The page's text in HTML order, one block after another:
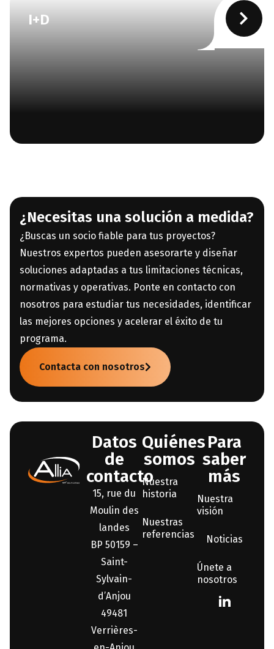
I+D
¿Necesitas una solución a medida?
¿Buscas un socio fiable para tus proyectos?
Nuestros expertos pueden asesorarte y diseñar
soluciones adaptadas a tus limitaciones técnicas,
normativas y operativas. Ponte en contacto con
nosotros para estudiar tus necesidades, identificar
las mejores opciones y acelerar el éxito de tu
programa.
Contacta con nosotros
Datos
de
contacto
15, rue du
Moulin des
landes
BP 50159 –
Saint-
Sylvain-
d’Anjou
49481
Verrières-
Quiénes
somos
Nuestra
historia
Nuestras
referencias
Para
saber
más
Nuestra
visión
Noticias
Únete a
nosotros